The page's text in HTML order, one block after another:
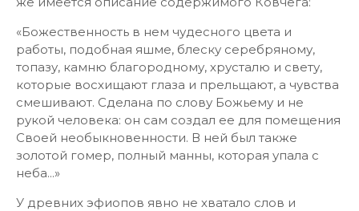
«Божественность в нем чудесного цвета и
работы, подобная яшме, блеску серебряному,
топазу, камню благородному, хрусталю и свету,
которые восхищают глаза и прельщают, а чувства
смешивают. Сделана по слову Божьему и не
рукой человека: он сам создал ее для помещения
Своей необыкновенности. В ней был также
золотой гомер, полный манны, которая упала с
неба...»
У древних эфиопов явно не хватало слов и